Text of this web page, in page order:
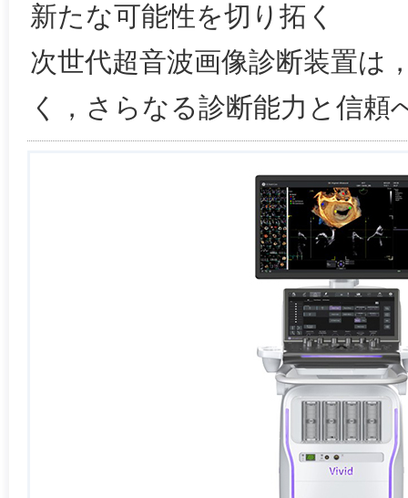
新たな可能性を切り拓く
次世代超音波画像診断装置は
く，さらなる診断能力と信頼